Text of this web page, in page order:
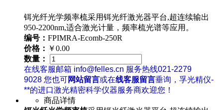
铒光纤光学频率梳采用铒光纤激光器平台,超连续输出
950-2200nm,适合激光计量，频率梳光谱等应用。
编号： FPIMRA-Ecomb-250R
价格： ￥0.00
数量：
在线客服邮箱 info@felles.cn 服务热线021-2279
9028 您也可网站留言或在线客服留言垂询，孚光精仪-
**的进口激光精密科学仪器服务商欢迎您！
商品详情